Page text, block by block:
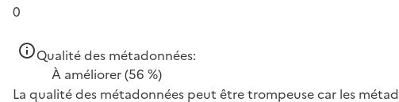
0
Qualité des métadonnées:
À améliorer(56 %)
La qualité des métadonnées peut être trompeuse car les